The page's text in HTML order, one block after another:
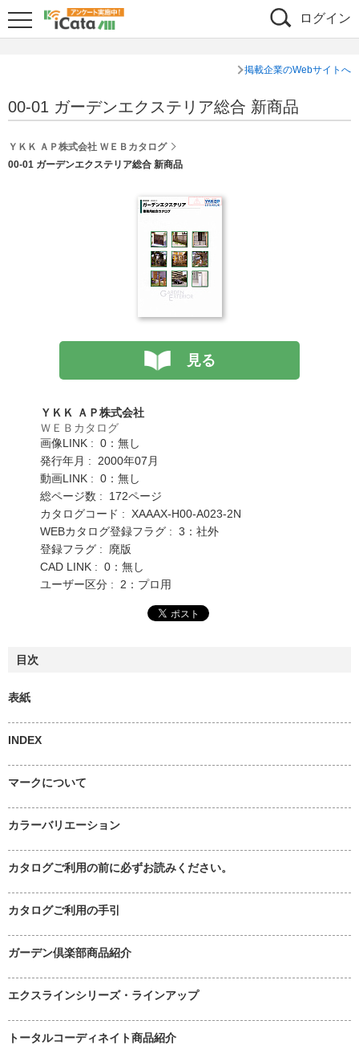
ログイン
掲載企業のWebサイトへ
00-01 ガーデンエクステリア総合 新商品
ＹＫＫ ＡＰ株式会社 ＷＥＢカタログ
00-01 ガーデンエクステリア総合 新商品
見る
ＹＫＫ ＡＰ株式会社
ＷＥＢカタログ
画像LINK : 0：無し
発行年月 : 2000年07月
動画LINK : 0：無し
総ページ数 : 172ページ
カタログコード : XAAAX-H00-A023-2N
WEBカタログ登録フラグ : 3：社外
登録フラグ : 廃版
CAD LINK : 0：無し
ユーザー区分 : 2：プロ用
目次
表紙
INDEX
マークについて
カラーバリエーション
カタログご利用の前に必ずお読みください。
カタログご利用の手引
ガーデン倶楽部商品紹介
エクスラインシリーズ・ラインアップ
トータルコーディネイト商品紹介